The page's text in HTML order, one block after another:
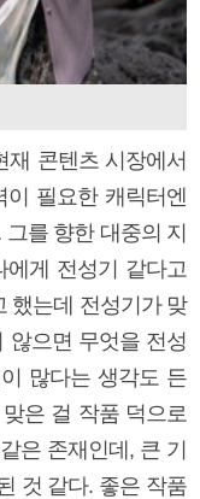
재 콘텐츠 시장에서
이 필요한 캐릭터엔
를 향한 대중의 지
에게 전성기 같다고
했는데 전성기가 맞
않으면 무엇을 전성
많다는 생각도 든
은 걸 작품 덕으로
은 존재인데, 큰 기
것 같다. 좋은 작품